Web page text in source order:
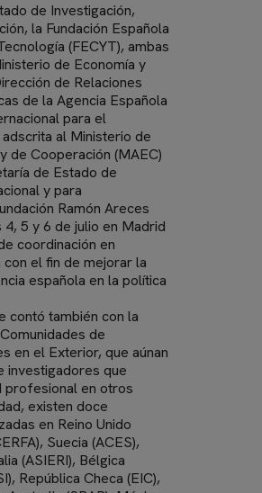
de Investigación,
la Fundación Española
(FECYT), ambas
de Economía y
de Relaciones
de la Agencia Española
para el
al Ministerio de
de Cooperación (MAEC)
de Estado de
y para
Ramón Areces
5 y 6 de julio en Madrid
coordinación en
el fin de mejorar la
española en la política
contó también con la
de
en el Exterior, que aúnan
investigadores que
profesional en otros
existen doce
en Reino Unido
Suecia (ACES),
(ASIERI), Bélgica
República Checa (EIC),